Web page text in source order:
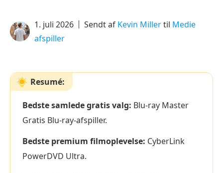
1. juli 2026 Sendt af Kevin Millertil Medie
afspiller
Resumé:
Bedste samlede gratis valg: Blu-ray Master
Gratis Blu-ray-afspiller.
Bedste premium filmoplevelse: CyberLink
PowerDVD Ultra.